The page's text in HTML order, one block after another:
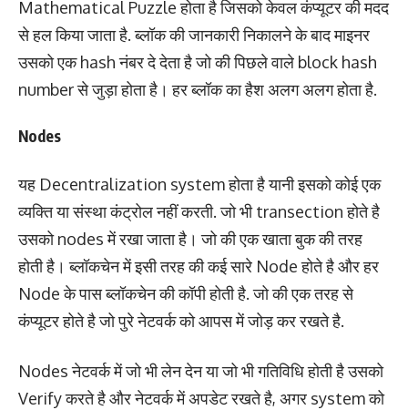
Mathematical Puzzle होता है जिसको केवल कंप्यूटर की मदद
से हल किया जाता है. ब्लॉक की जानकारी निकालने के बाद माइनर
उसको एक hash नंबर दे देता है जो की पिछले वाले block hash
number से जुड़ा होता है। हर ब्लॉक का हैश अलग अलग होता है.
Nodes
यह Decentralization system होता है यानी इसको कोई एक
व्यक्ति या संस्था कंट्रोल नहीं करती. जो भी transection होते है
उसको nodes में रखा जाता है। जो की एक खाता बुक की तरह
होती है। ब्लॉकचेन में इसी तरह की कई सारे Node होते है और हर
Node के पास ब्लॉकचेन की कॉपी होती है. जो की एक तरह से
कंप्यूटर होते है जो पुरे नेटवर्क को आपस में जोड़ कर रखते है.
Nodes नेटवर्क में जो भी लेन देन या जो भी गतिविधि होती है उसको
Verify करते है और नेटवर्क में अपडेट रखते है, अगर system को